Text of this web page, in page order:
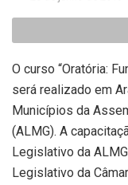
O curso “Oratória:
será realizado em
Municípios da
(ALMG). A
Legislativo da
Legislativo da